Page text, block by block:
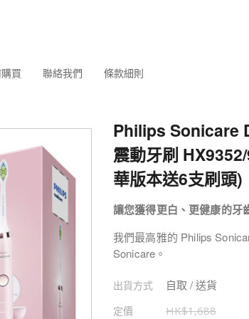
買 聯絡我們 條款細則
Philips Sonicare
震動牙刷
華版本送6支刷頭)
讓您獲得更白、更健康的牙
我們最高雅的 Philips
Sonicare。
出貨方式 自取 / 送貨
定價 HK$1,688